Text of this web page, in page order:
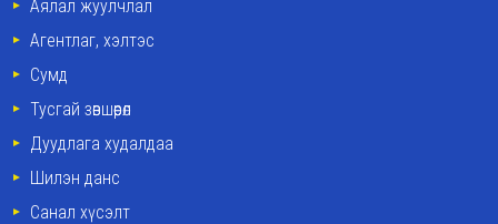
Аялал жуулчлал
Агентлаг, хэлтэс
Сумд
Тусгай зөвшөөрөл
Дуудлага худалдаа
Шилэн данс
Санал хүсэлт